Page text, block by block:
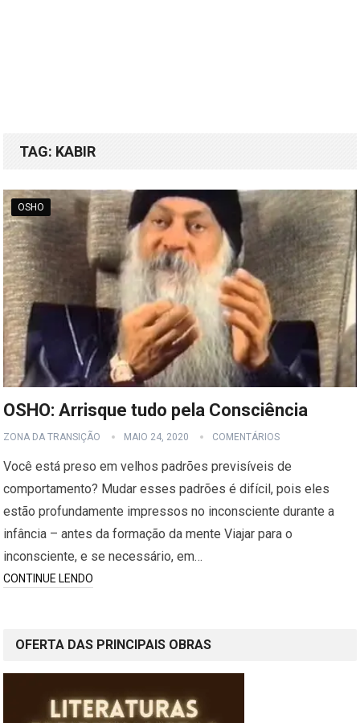
TAG: KABIR
OSHO
OSHO: Arrisque tudo pela Consciência
ZONA DA TRANSIÇÃO MAIO 24, 2020 COMENTÁRIOS
Você está preso em velhos padrões previsíveis de
comportamento? Mudar esses padrões é difícil, pois eles
estão profundamente impressos no inconsciente durante a
infância – antes da formação da mente Viajar para o
inconsciente, e se necessário, em…
CONTINUE LENDO
OFERTA DAS PRINCIPAIS OBRAS